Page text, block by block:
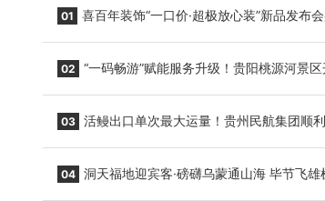
01 喜百年装饰“一口价·超极放心装”新品发布
02 “一码畅游”赋能服务升级！贵阳桃源河景
03 活鳗出口单次最大运量！贵州民航集团顺
04 洞天福地迎宾客·磅礴乌蒙通山海 毕节飞雄